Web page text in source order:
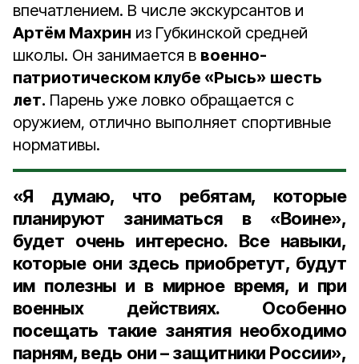
впечатлением. В числе экскурсантов и
Артём Махрин из Губкинской средней
школы. Он занимается в военно-
патриотическом клубе «Рысь» шесть
лет. Парень уже ловко обращается с
оружием, отлично выполняет спортивные
нормативы.
«Я думаю, что ребятам, которые
планируют заниматься в «Воине»,
будет очень интересно. Все навыки,
которые они здесь приобретут, будут
им полезны и в мирное время, и при
военных действиях. Особенно
посещать такие занятия необходимо
парням, ведь они – защитники России»,